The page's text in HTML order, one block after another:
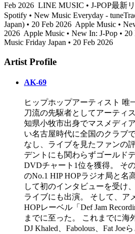
Feb 2026 LINE MUSIC • J-POP最新
Spotify • New Music Everyday -
Japan) • 20 Feb 2026 Apple Music •
2026 Apple Music • New In: J-Pop • 20
Music Friday Japan • 20 Feb 2026
Artist Profile
AK-69
ヒップホップアーティスト 唯
刀流の先駆者としてアーティ
知県小牧市出身でマスメディ
い名古屋時代に全国のクラブ
なし、ライブを見たファンの
デントにも関わらずゴールド
DVDチャート1位を獲得。 そ
のNo.1 HIP HOPラジオ局と名
して初のインタビューを受け
ライブにも出演。 そして、ア
HOPレーベル「Def Jam
までに至った。 これまでに海
DJ Khaled、Fabolous、Fat Joe